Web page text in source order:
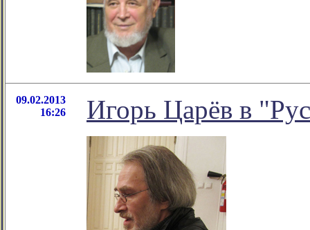
09.02.2013
16:26
Игорь Царёв в